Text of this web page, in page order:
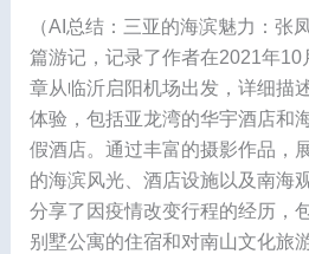
（AI总结：三亚的海滨魅力：张
篇游记，记录了作者在2021年10
章从临沂启阳机场出发，详细描
体验，包括亚龙湾的华宇酒店和
假酒店。通过丰富的摄影作品，
的海滨风光、酒店设施以及南海
分享了因疫情改变行程的经历，
别墅公寓的住宿和对南山文化旅